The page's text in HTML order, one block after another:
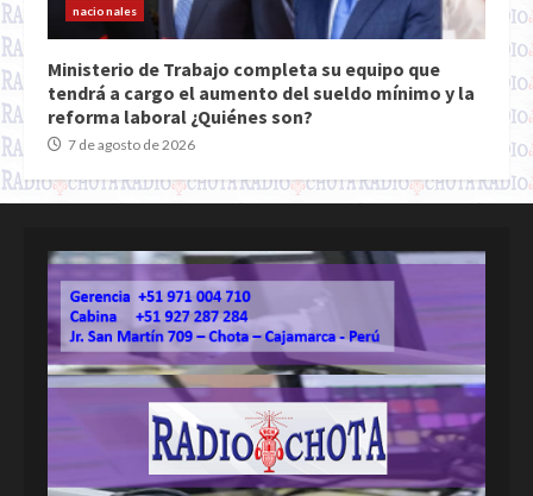
nacionales
Ministerio de Trabajo completa su equipo que
tendrá a cargo el aumento del sueldo mínimo y la
reforma laboral ¿Quiénes son?
7 de agosto de 2026